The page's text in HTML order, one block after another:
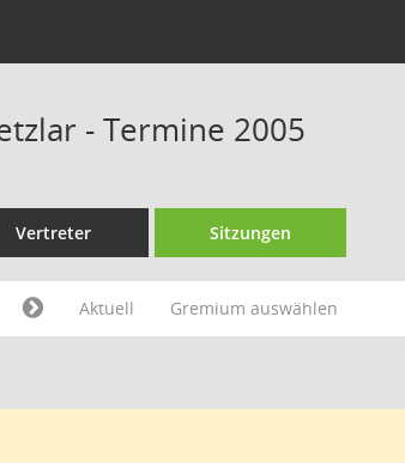
- Termine 2005
Vertreter Sitzungen
Aktuell Gremium auswählen